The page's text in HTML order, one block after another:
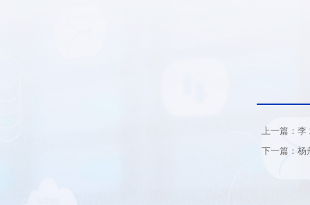
上一篇：李
下一篇：杨